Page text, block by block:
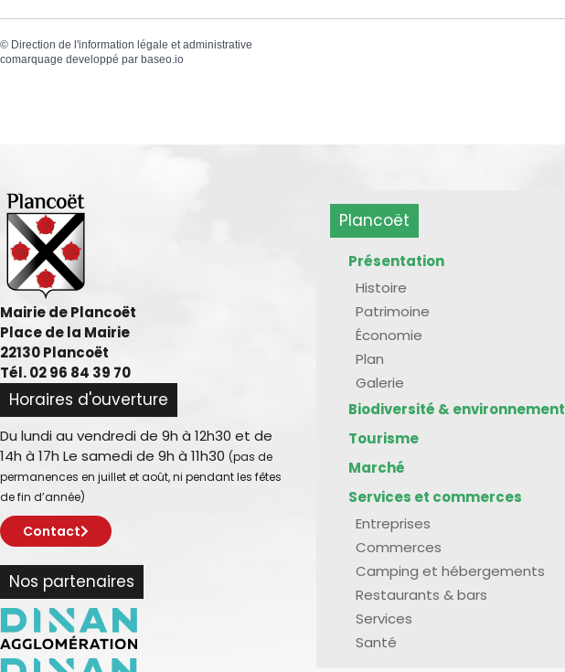
© Direction de l'information légale et administrative
comarquage developpé par baseo.io
Mairie de Plancoët
Place de la Mairie
22130 Plancoët
Tél. 02 96 84 39 70
Horaires d'ouverture
Du lundi au vendredi de 9h à 12h30 et de
14h à 17h Le samedi de 9h à 11h30 (pas de
permanences en juillet et août, ni pendant les fêtes
de fin d’année)
Contact
Nos partenaires
Plancoët
Présentation
Histoire
Patrimoine
Économie
Plan
Galerie
Biodiversité & environnement
Tourisme
Marché
Services et commerces
Entreprises
Commerces
Camping et hébergements
Restaurants & bars
Services
Santé